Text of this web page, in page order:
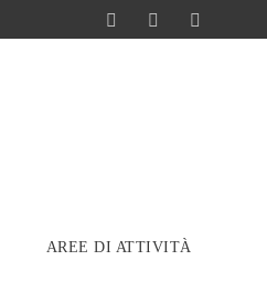
AREE DI ATTIVITÀ